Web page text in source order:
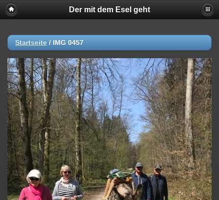
Der mit dem Esel geht
Startseite / IMG 0457